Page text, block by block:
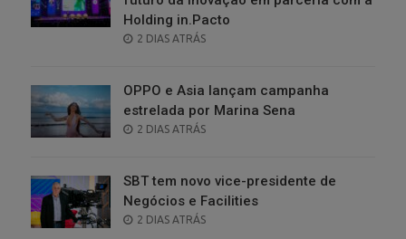
Holding in.Pacto
POSTED
2 DIAS ATRÁS
OPPO e Asia lançam campanha
estrelada por Marina Sena
POSTED
2 DIAS ATRÁS
SBT tem novo vice-presidente de
Negócios e Facilities
POSTED
2 DIAS ATRÁS